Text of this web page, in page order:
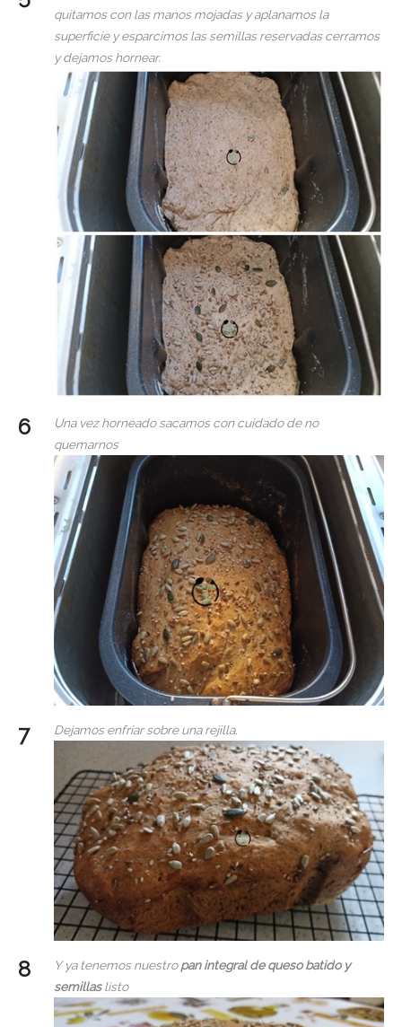
quitamos con las manos mojadas y aplanamos la
superficie y esparcimos las semillas reservadas cerramos
y dejamos hornear.
Una vez horneado sacamos con cuidado de no
quemarnos
Dejamos enfriar sobre una rejilla.
Y ya tenemos nuestropan integral de queso batido y
semillaslisto